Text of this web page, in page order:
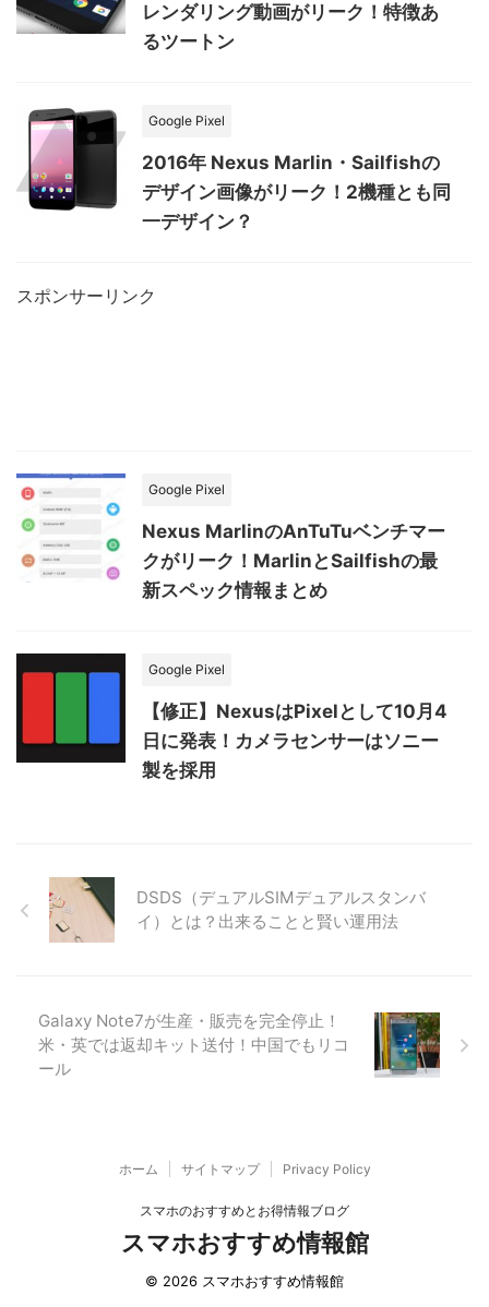
レンダリング動画がリーク！特徴あ
るツートン
Google Pixel
2016年 Nexus Marlin・Sailfishの
デザイン画像がリーク！2機種とも同
一デザイン？
スポンサーリンク
Google Pixel
Nexus MarlinのAnTuTuベンチマー
クがリーク！MarlinとSailfishの最
新スペック情報まとめ
Google Pixel
【修正】NexusはPixelとして10月4
日に発表！カメラセンサーはソニー
製を採用
DSDS（デュアルSIMデュアルスタンバ
イ）とは？出来ることと賢い運用法
Galaxy Note7が生産・販売を完全停止！
米・英では返却キット送付！中国でもリコ
ール
ホーム サイトマップ Privacy Policy
スマホのおすすめとお得情報ブログ
スマホおすすめ情報館
© 2026 スマホおすすめ情報館